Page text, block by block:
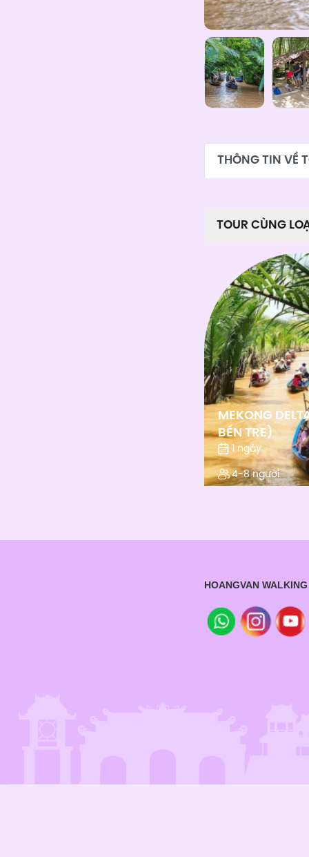
THÔNG TIN VỀ
TOUR CÙNG
MEKONG
BẾN TRE)
1 ngày
4-8 người
HOANGVAN